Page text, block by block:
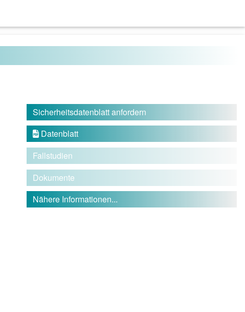
Sicherheitsdatenblatt anfordern
 Datenblatt
Fallstudien
Dokumente
Nähere Informationen...